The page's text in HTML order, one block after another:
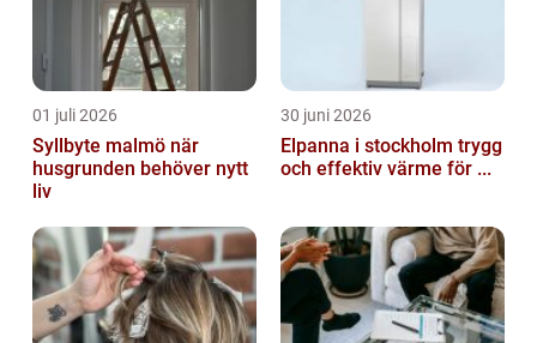
01 juli 2026
Syllbyte malmö när
husgrunden behöver nytt
liv
30 juni 2026
Elpanna i stockholm trygg
och effektiv värme för ...